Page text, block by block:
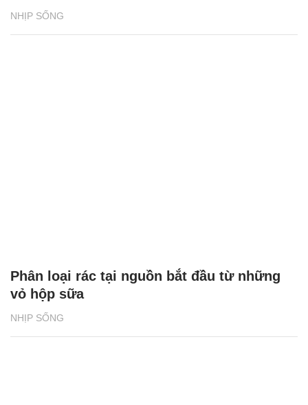
NHỊP SỐNG
NHỊP SỐNG
Phân loại rác tại nguồn bắt đầu từ những
vỏ hộp sữa